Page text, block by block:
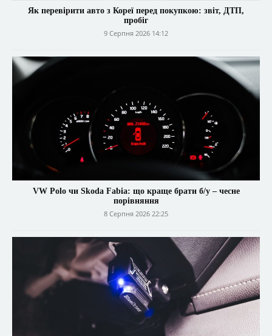
Як перевірити авто з Кореї перед покупкою: звіт, ДТП,
пробіг
9 Серпня 2026 14:12
VW Polo чи Skoda Fabia: що краще брати б/у – чесне
порівняння
8 Серпня 2026 22:25